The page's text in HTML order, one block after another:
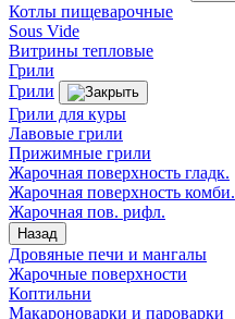
Котлы пищеварочные
Sous Vide
Витрины тепловые
Грили
Грили
Грили для куры
Лавовые грили
Прижимные грили
Жарочная поверхность гладк.
Жарочная поверхность комби.
Жарочная пов. рифл.
Назад
Дровяные печи и мангалы
Жарочные поверхности
Коптильни
Макароноварки и пароварки